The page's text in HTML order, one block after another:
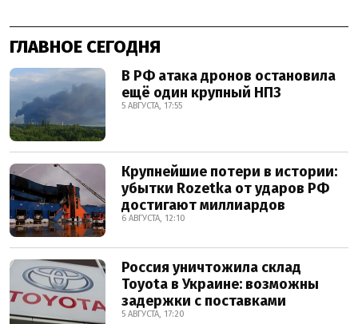
ГЛАВНОЕ СЕГОДНЯ
В РФ атака дронов остановила
ещё один крупный НПЗ
5 АВГУСТА, 17:55
Крупнейшие потери в истории:
убытки Rozetka от ударов РФ
достигают миллиардов
6 АВГУСТА, 12:10
Россия уничтожила склад
Toyota в Украине: возможны
задержки с поставками
5 АВГУСТА, 17:20